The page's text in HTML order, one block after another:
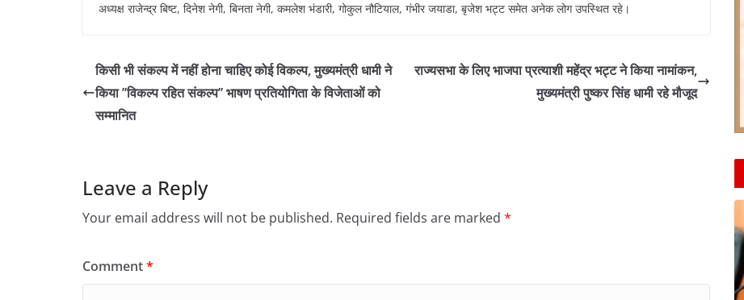
अध्यक्ष राजेन्द्र बिष्ट, दिनेश नेगी, बिनता नेगी, कमलेश भंडारी, गोकुल नौटियाल, गंभीर जयाडा, बृजेश भट्ट समेत अनेक लोग उपस्थित रहे।
किसी भी संकल्प में नहीं होना चाहिए कोई विकल्प, मुख्यमंत्री धामी ने
किया ’’विकल्प रहित संकल्प’’ भाषण प्रतियोगिता के विजेताओं को
सम्मानित
राज्यसभा के लिए भाजपा प्रत्याशी महेंद्र भट्ट ने किया नामांकन,
मुख्यमंत्री पुष्कर सिंह धामी रहे मौजूद
Leave a Reply
Your email address will not be published. Required fields are marked *
Comment*